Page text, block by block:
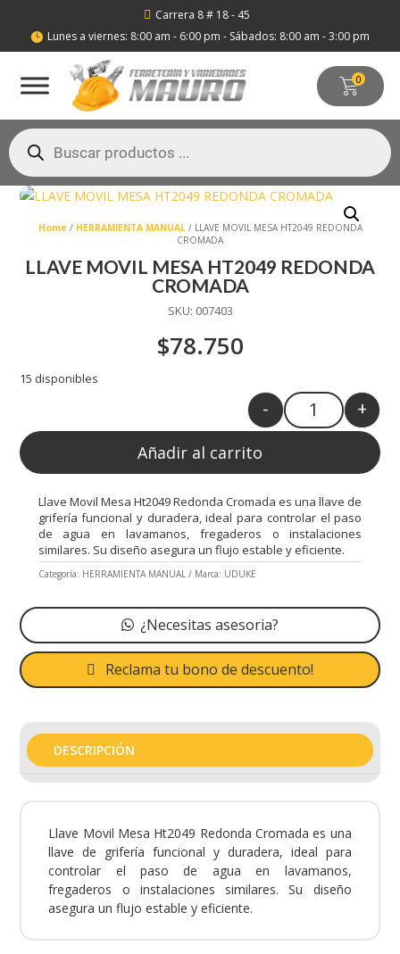
 Carrera 8 # 18 - 45
 Lunes a viernes: 8:00 am - 6:00 pm - Sábados: 8:00 am - 3:00 pm
0
Búsqueda
de
productos
Home / HERRAMIENTA MANUAL/ LLAVE MOVIL MESA HT2049 REDONDA
CROMADA
LLAVE MOVIL MESA HT2049 REDONDA
CROMADA
SKU: 007403
$78.750
15 disponibles
Quantity
- +
Añadir al carrito
Llave Movil Mesa Ht2049 Redonda Cromada es una llave de
grifería funcional y duradera, ideal para controlar el paso
de agua en lavamanos, fregaderos o instalaciones
similares. Su diseño asegura un flujo estable y eficiente.
Categoría: HERRAMIENTA MANUAL Marca: UDUKE
¿Necesitas asesoria?
Reclama tu bono de descuento!
DESCRIPCIÓN
Llave Movil Mesa Ht2049 Redonda Cromada es una
llave de grifería funcional y duradera, ideal para
controlar el paso de agua en lavamanos,
fregaderos o instalaciones similares. Su diseño
asegura un flujo estable y eficiente.